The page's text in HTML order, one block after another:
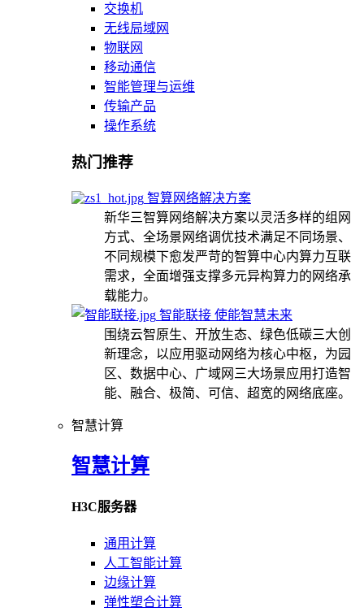
交换机
无线局域网
物联网
移动通信
智能管理与运维
传输产品
操作系统
热门推荐
智算网络解决方案
新华三智算网络解决方案以灵活多样的组网
方式、全场景网络调优技术满足不同场景、
不同规模下愈发严苛的智算中心内算力互联
需求，全面增强支撑多元异构算力的网络承
载能力。
智能联接 使能智慧未来
围绕云智原生、开放生态、绿色低碳三大创
新理念，以应用驱动网络为核心中枢，为园
区、数据中心、广域网三大场景应用打造智
能、融合、极简、可信、超宽的网络底座。
智慧计算
智慧计算
H3C服务器
通用计算
人工智能计算
边缘计算
弹性塑合计算